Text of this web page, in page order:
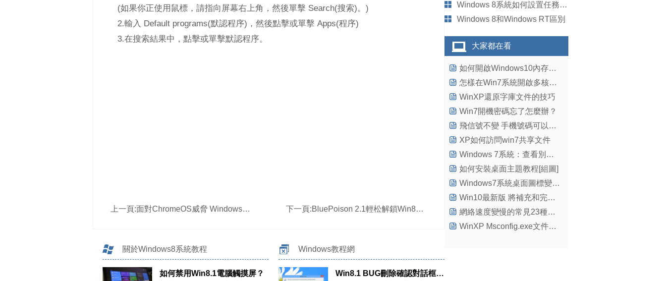
(如果你正使用鼠標，請指向屏幕右上角，然後單擊 Search(搜索)。)
2.輸入 Default programs(默認程序)，然後點擊或單擊 Apps(程序)
3.在搜索結果中，點擊或單擊默認程序。
上一頁:面對ChromeOS威脅 Windows8的應對策略 下一頁:BluePoison 2.1輕松解鎖Win8中的隱藏功能
關於Windows8系統教程 Windows教程網
如何禁用Win8.1電腦觸摸屏？ Win8.1 BUG刪除確認對話框中的圖標有異樣
Windows 8系統如何設置任務欄中如何添加工具欄
Windows 8和Windows RT區別
大家都在看
如何開啟Windows10內存鎖定頁
怎樣在Win7系統開啟多核處理器？
WinXP還原字庫文件的技巧
Win7開機密碼忘了怎麼辦？
飛信號不變 手機號碼可以更改為聯通或移動的手機號嗎？
XP如何訪問win7共享文件
Windows 7系統：查看別人是不是動過你的電腦
如何安裝桌面主題教程[組圖]
Windows7系統桌面圖標變白的修復方法
Win10最新版 將補充和完善窗口動畫和通知中心功能
網絡速度變慢的常見23種解決方法
WinXP Msconfig.exe文件丟失的解決方法